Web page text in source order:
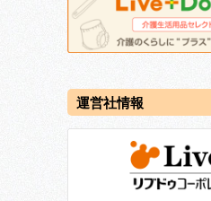
運営社情報